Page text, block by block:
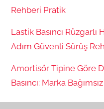
Rehberi Pratik
Lastik Basıncı Rüzgarlı
Adım Güvenli Sürüş
Amortisör Tipine Göre
Basıncı: Marka